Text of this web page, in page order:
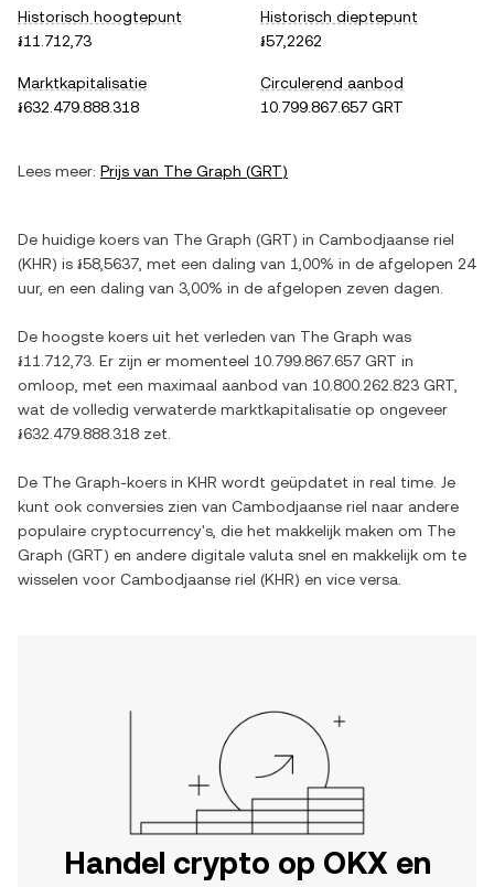
Historisch hoogtepunt
៛11.712,73
Historisch dieptepunt
៛57,2262
Marktkapitalisatie
៛632.479.888.318
Circulerend aanbod
10.799.867.657 GRT
Lees meer: Prijs van The Graph (GRT)
De huidige koers van The Graph (GRT) in Cambodjaanse riel
(KHR) is ៛58,5637 , met een daling van 1,00% in de afgelopen 24
uur, en een daling van 3,00% in de afgelopen zeven dagen.
De hoogste koers uit het verleden van The Graph was
៛11.712,73 . Er zijn er momenteel 10.799.867.657 GRT in
omloop, met een maximaal aanbod van 10.800.262.823 GRT
wat de volledig verwaterde marktkapitalisatie op ongeveer
៛632.479.888.318 zet.
De The Graph-koers in KHR wordt geüpdatet in real time. Je
kunt ook conversies zien van Cambodjaanse riel naar andere
populaire cryptocurrency's, die het makkelijk maken om The
Graph (GRT) en andere digitale valuta snel en makkelijk om te
wisselen voor Cambodjaanse riel (KHR) en vice versa.
Handel crypto op OKX en